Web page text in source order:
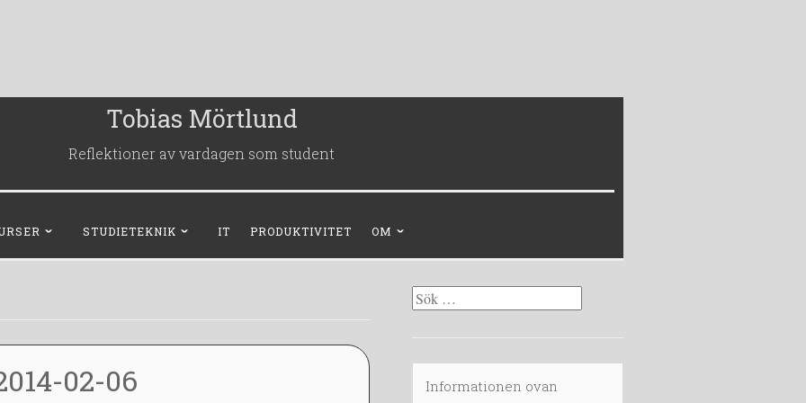
Tobias Mörtlund
Reflektioner av vardagen som student
STUDIETEKNIK IT PRODUKTIVITET OM
02-06
Sök
Informationen ovan